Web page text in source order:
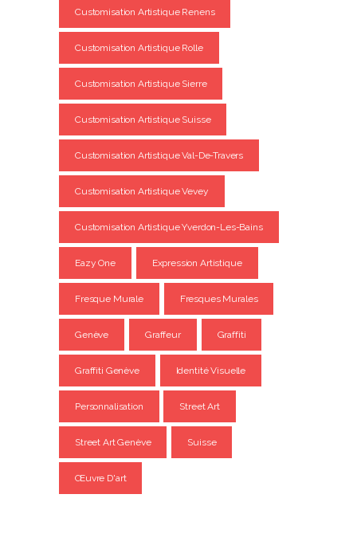
Customisation Artistique Renens
Customisation Artistique Rolle
Customisation Artistique Sierre
Customisation Artistique Suisse
Customisation Artistique Val-De-Travers
Customisation Artistique Vevey
Customisation Artistique Yverdon-Les-Bains
Eazy One Expression Artistique
Fresque Murale Fresques Murales
Genève Graffeur Graffiti
Graffiti Genève Identité Visuelle
Personnalisation Street Art
Street Art Genève Suisse
Œuvre D'art